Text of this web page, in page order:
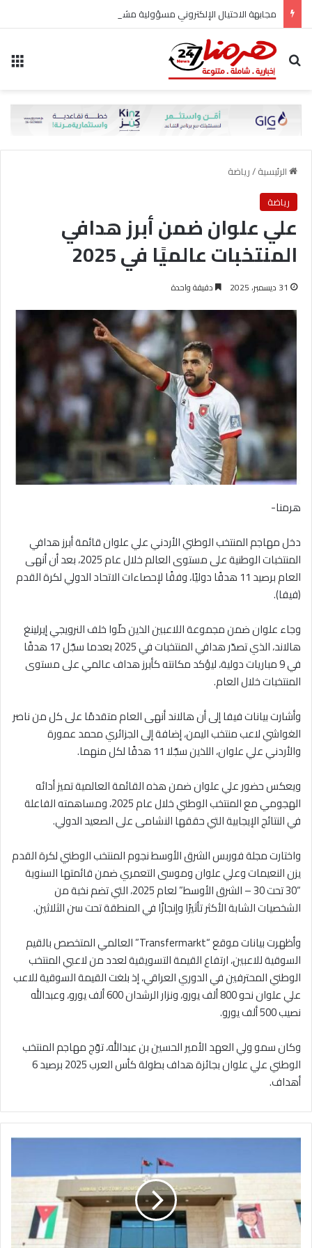
مجابهة الاحتيال الإلكتروني مسؤولية مشتركة
بحث عن
الرئيسية/رياضة
رياضة
علي علوان ضمن أبرز هدافي
المنتخبات عالميًا في 2025
31 ديسمبر، 2025 دقيقة واحدة
هرمنا-
دخل مهاجم المنتخب الوطني الأردني علي علوان قائمة أبرز هدافي
المنتخبات الوطنية على مستوى العالم خلال عام 2025، بعد أن أنهى
العام برصيد 11 هدفًا دوليًا، وفقًا لإحصاءات الاتحاد الدولي لكرة القدم
(فيفا).
وجاء علوان ضمن مجموعة اللاعبين الذين حلّوا خلف النرويجي إيرلينغ
هالاند، الذي تصدّر هدافي المنتخبات في 2025 بعدما سجّل 17 هدفًا
في 9 مباريات دولية، ليؤكد مكانته كأبرز هداف عالمي على مستوى
المنتخبات خلال العام.
وأشارت بيانات فيفا إلى أن هالاند أنهى العام متقدمًا على كل من ناصر
الغواشي لاعب منتخب اليمن، إضافة إلى الجزائري محمد عمورة
والأردني علي علوان، اللذين سجّلا 11 هدفًا لكل منهما.
ويعكس حضور علي علوان ضمن هذه القائمة العالمية تميز أدائه
الهجومي مع المنتخب الوطني خلال عام 2025، ومساهمته الفاعلة
في النتائج الإيجابية التي حققها النشامى على الصعيد الدولي.
واختارت مجلة فوربس الشرق الأوسط نجوم المنتخب الوطني لكرة القدم
يزن النعيمات وعلي علوان وموسى التعمري ضمن قائمتها السنوية
“30 تحت 30 – الشرق الأوسط” لعام 2025، التي تضم نخبة من
الشخصيات الشابة الأكثر تأثيرًا وإنجازًا في المنطقة تحت سن الثلاثين.
وأظهرت بيانات موقع “Transfermarkt” العالمي المتخصص بالقيم
السوقية للاعبين، ارتفاع القيمة التسويقية لعدد من لاعبي المنتخب
الوطني المحترفين في الدوري العراقي، إذ بلغت القيمة السوقية للاعب
علي علوان نحو 800 ألف يورو، ونزار الرشدان 600 ألف يورو، وعبدالله
نصيب 500 ألف يورو.
وكان سمو ولي العهد الأمير الحسين بن عبدالله، توّج مهاجم المنتخب
الوطني علي علوان بجائزة هداف بطولة كأس العرب 2025 برصيد 6
أهداف.
ت
د
ل
د
و